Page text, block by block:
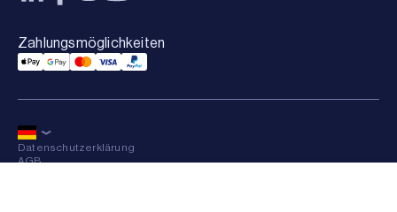
Zahlungsmöglichkeiten
Applepay Payment
Googlepay Payment
Mastercard Payment
Visa Payment
Paypal Payment
Datenschutzerklärung
AGB